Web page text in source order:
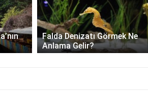
Falda Denizatı Görmek Ne
Anlama Gelir?